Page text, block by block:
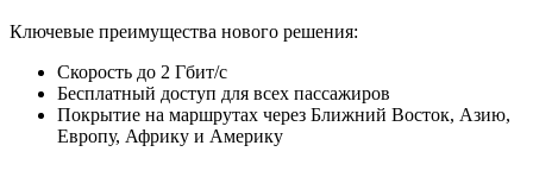
Ключевые преимущества нового решения:
Скорость до 2 Гбит/с
Бесплатный доступ для всех пассажиров
Покрытие на маршрутах через Ближний Восток, Азию,
Европу, Африку и Америку